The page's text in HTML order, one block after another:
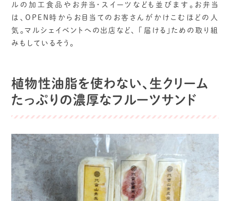
ルの加工食品やお弁当・スイーツなども並びます。お弁当
は、OPEN時からお目当てのお客さんがかけこむほどの人
気。マルシェイベントへの出店など、 「届ける」ための取り組
みもしているそう。
植物性油脂を使わない、生クリーム
たっぷりの濃厚なフルーツサンド